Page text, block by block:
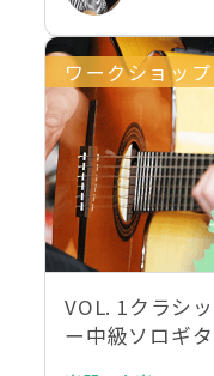
ワークショップ
VOL. 1クラシ
ー中級ソロギ